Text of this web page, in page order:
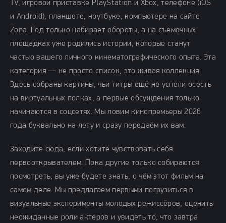
TV, игровой приставке PlayStation и Xbox, телефоне (iOS
и Android), планшете, ноутбуке, компьютере на сайте
Zona. Год только набирает обороты, а на съёмочных
площадках уже родились истории, которые станут
частью вашего личного кинематографического опыта. Эта
категория — не просто список, это живая коллекция.
Здесь собраны картины, чьи титры ещё не успели осесть
на виртуальных полках, а первые обсуждения только
начинаются в соцсетях. Мы ловим кинопремьеры 2026
года буквально на лету и сразу передаём их вам.
Заходите сюда, если хотите чувствовать себя
первооткрывателем. Пока другие только собираются
посмотреть, вы уже будете знать, о чём этот фильм на
самом деле. Мы предлагаем первыми погрузиться в
визуальные эксперименты молодых режиссёров, оценить
неожиданные роли актёров и увидеть то, что завтра